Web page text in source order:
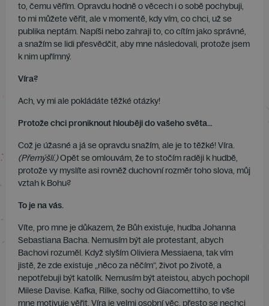
to, čemu věřím. Opravdu hodně o věcech i o sobě pochybuji,
to mi můžete věřit, ale v momentě, kdy vím, co chci, už se
publika neptám. Napíši nebo zahraji to, co cítím jako správné,
a snažím se lidi přesvědčit, aby mne následovali, protože jsem
k nim upřímný.
Víra?
Ach, vy mi ale pokládáte těžké otázky!
Protože chci proniknout hlouběji do vašeho světa…
Což je úžasné a já se opravdu snažím, ale je to těžké! Víra.
(Přemýšlí.)Opět se omlouvám, že to stočím raději k hudbě,
protože vy myslíte asi rovněž duchovní rozměr toho slova, můj
vztah k Bohu?
To je na vás.
Víte, pro mne je důkazem, že Bůh existuje, hudba Johanna
Sebastiana Bacha. Nemusím být ale protestant, abych
Bachovi rozuměl. Když slyším Oliviera Messiaena, tak vím
jistě, že zde existuje „něco za něčím“, život po životě, a
nepotřebuji být katolík. Nemusím být ateistou, abych pochopil
Milese Davise. Kafka, Rilke, sochy od Giacomettiho, to vše
mne motivuje věřit. Víra je velmi osobní věc, přesto se nechci